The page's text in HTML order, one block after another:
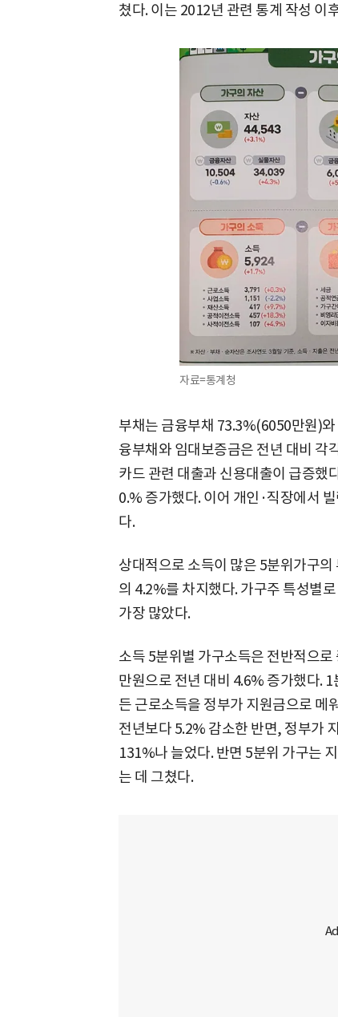
쳤다. 이는 2012년 관련 통계 작성 이
자료=통계청
부채는 금융부채 73.3%(6050만원)
융부채와 임대보증금은 전년 대비 각
카드 관련 대출과 신용대출이 급증했
0.% 증가했다. 이어 개인·직장에서
다.
상대적으로 소득이 많은 5분위가구
의 4.2%를 차지했다. 가구주 특성별
가장 많았다.
소득 5분위별 가구소득은 전반적으
만원으로 전년 대비 4.6% 증가했다.
든 근로소득을 정부가 지원금으로 메
전년보다 5.2% 감소한 반면, 정부가
131%나 늘었다. 반면 5분위 가구는
는 데 그쳤다.